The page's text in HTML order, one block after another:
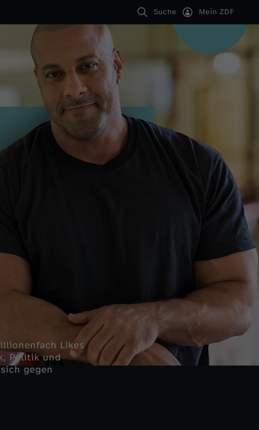
Suche Mein ZDF
Likes
Politik und
gegen